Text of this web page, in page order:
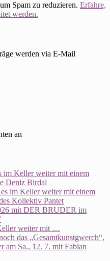
Spam zu reduzieren. Erfahre,
werden.
werden via E-Mail
an
im Keller weiter mit einem
Deniz Birdal
im Keller weiter mit einem
Kollektiv Pantet
mit DER BRUDER im
weiter mit …
das „Gesamtkunstgwerch“,
am Sa., 12. 7. mit Fabian